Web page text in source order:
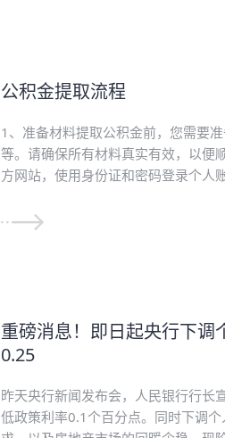
公积金提取流程
1、准备材料提取公积金前，您需要
等。请确保所有材料真实有效，以便
方网站，使用身份证和密码登录个人
重磅消息！即日起央行下调
0.25
昨天央行新闻发布会，人民银行行长
低政策利率0.1个百分点。同时下调